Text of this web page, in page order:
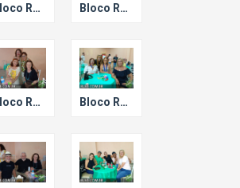
Bloco Ressaca de Carnaval. Bloco Ressaca de Carnaval.
Bloco Ressaca de Carnaval. Bloco Ressaca de Carnaval.